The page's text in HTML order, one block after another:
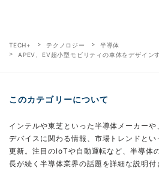
TECH+ テクノロジー
半導体
APEV、EV超小型モビリティの車体をデザイン
このカテゴリーについて
インテルや東芝といった半導体メーカー
デバイスに関わる情報、市場トレンドと
更新。注目のIoTや自動運転など、半導体
長が続く半導体業界の話題を詳細な説明付